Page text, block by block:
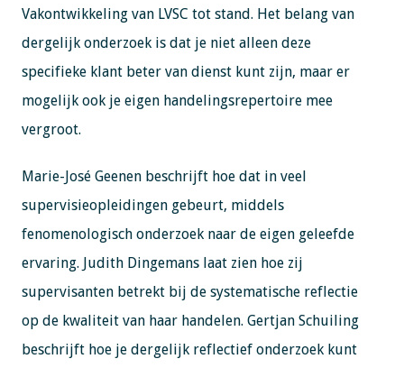
Vakontwikkeling van LVSC tot stand. Het belang van
dergelijk onderzoek is dat je niet alleen deze
specifieke klant beter van dienst kunt zijn, maar er
mogelijk ook je eigen handelingsrepertoire mee
vergroot.
Marie-José Geenen beschrijft hoe dat in veel
supervisieopleidingen gebeurt, middels
fenomenologisch onderzoek naar de eigen geleefde
ervaring. Judith Dingemans laat zien hoe zij
supervisanten betrekt bij de systematische reflectie
op de kwaliteit van haar handelen. Gertjan Schuiling
beschrijft hoe je dergelijk reflectief onderzoek kunt